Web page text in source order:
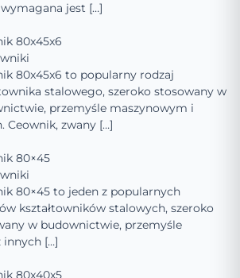
jest […]
80x45x6
80x45x6 to popularny rodzaj
stalowego, szeroko stosowany w
przemyśle maszynowym i
Ceownik, zwany […]
80×45
80×45 to jeden z popularnych
kształtowników stalowych, szeroko
w budownictwie, przemyśle
innych […]
80x40x5